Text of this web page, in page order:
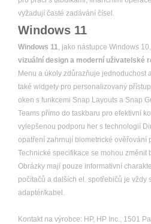
vyžadují časté zadávání čísel.
Windows 11
Windows 11, jako nástupce Windows
vizuální design a moderní uživatelské
Menu a úkoly zdůrazňuje jednoduchost
také widgety pro personalizovaný
oken s funkcemi Snap Layouts a Snap
Teams přímo do taskbaru pro efektivní
vylepšenou podporu her s technologií
opatření zahrnují biometrické ověřování
Technické specifikace se mohou změnit
Obrázky mají pouze informativní
počítačů a dalších el. spotřebičů je vždy
adaptér/kabel.
Kontakt na výrobce: HP, HP Inc., 1501